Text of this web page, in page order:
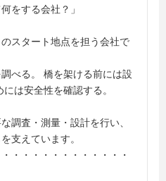
をする会社？」
スタート地点を担う会社で
べる。 橋を架ける前には設
は安全性を確認する。
調査・測量・設計を行い、
支えています。
・・・・・・・・・・・・